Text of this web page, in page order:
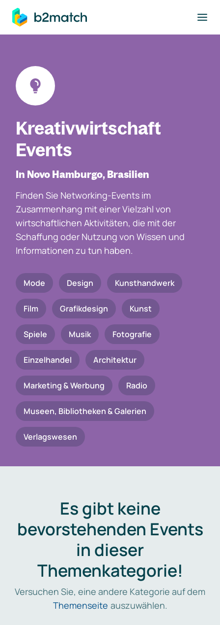
springen
Kreativwirtschaft
Events
In Novo Hamburgo, Brasilien
Finden Sie Networking-Events im
Zusammenhang mit einer Vielzahl von
wirtschaftlichen Aktivitäten, die mit der
Schaffung oder Nutzung von Wissen und
Informationen zu tun haben.
Mode Design Kunsthandwerk
Film Grafikdesign Kunst
Spiele Musik Fotografie
Einzelhandel Architektur
Marketing & Werbung Radio
Museen, Bibliotheken & Galerien
Verlagswesen
Es gibt keine
bevorstehenden Events
in dieser
Themenkategorie!
Versuchen Sie, eine andere Kategorie auf dem
Themenseite auszuwählen.